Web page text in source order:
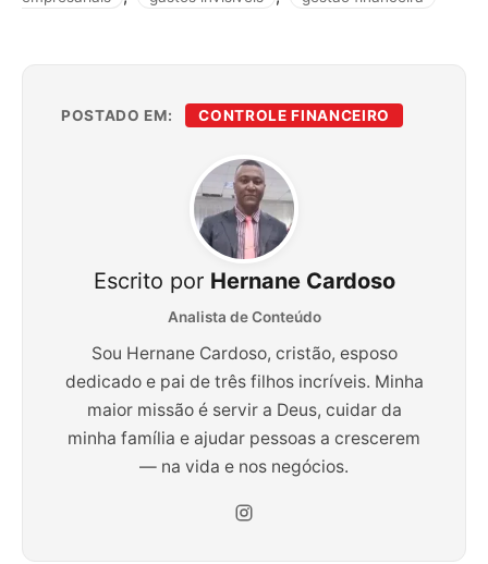
POSTADO EM: CONTROLE FINANCEIRO
Escrito por Hernane Cardoso
Analista de Conteúdo
Sou Hernane Cardoso, cristão, esposo
dedicado e pai de três filhos incríveis. Minha
maior missão é servir a Deus, cuidar da
minha família e ajudar pessoas a crescerem
— na vida e nos negócios.